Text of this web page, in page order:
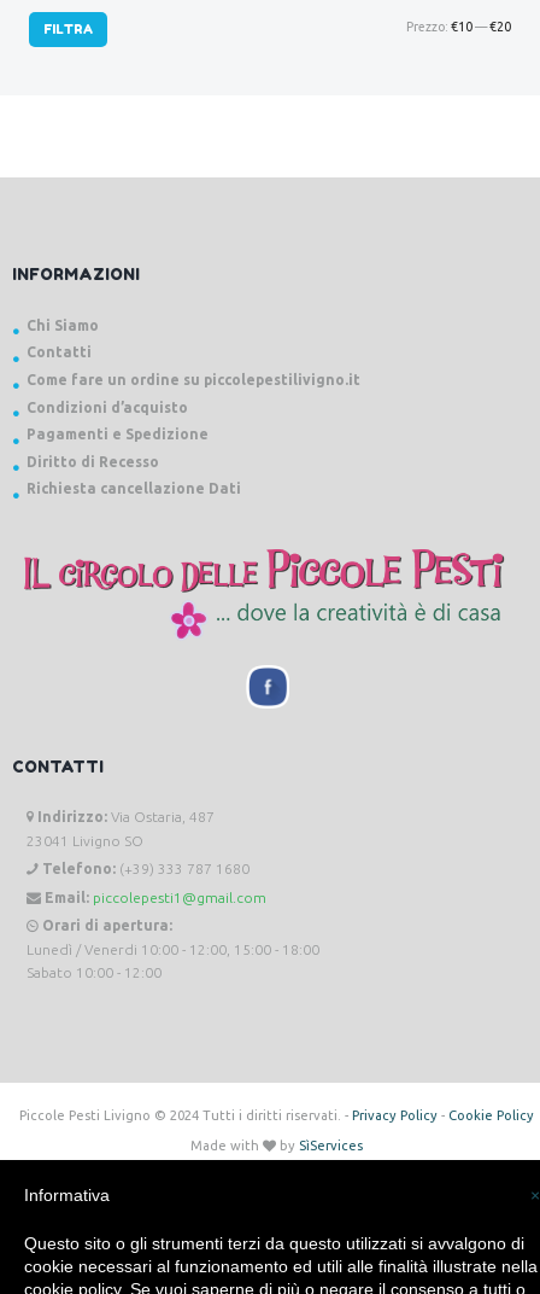
FILTRA Prezzo: €10—€20
INFORMAZIONI
Chi Siamo
Contatti
Come fare un ordine su piccolepestilivigno.it
Condizioni d’acquisto
Pagamenti e Spedizione
Diritto di Recesso
Richiesta cancellazione Dati
CONTATTI
Indirizzo: Via Ostaria, 487
23041 Livigno SO
Telefono: (+39) 333 787 1680
Email: piccolepesti1@gmail.com
Orari di apertura:
Lunedì / Venerdi 10:00 - 12:00, 15:00 - 18:00
Sabato 10:00 - 12:00
Piccole Pesti Livigno © 2024 Tutti i diritti riservati. - Privacy Policy- Cookie Policy
Made with by SìServices
×
Informativa
Questo sito o gli strumenti terzi da questo utilizzati si avvalgono di
cookie necessari al funzionamento ed utili alle finalità illustrate nella
cookie policy. Se vuoi saperne di più o negare il consenso a tutti o